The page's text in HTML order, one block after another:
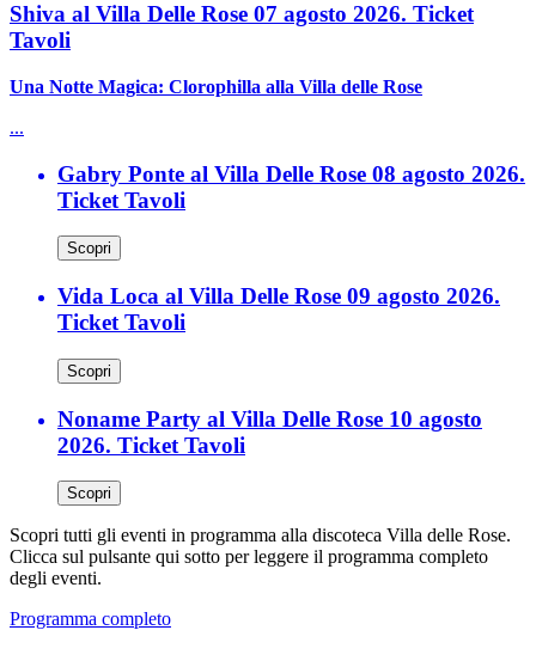
Shiva al Villa Delle Rose 07 agosto 2026. Ticket
Tavoli
Una Notte Magica: Clorophilla alla Villa delle Rose
...
Gabry Ponte al Villa Delle Rose 08 agosto 2026.
Ticket Tavoli
Scopri
Vida Loca al Villa Delle Rose 09 agosto 2026.
Ticket Tavoli
Scopri
Noname Party al Villa Delle Rose 10 agosto
2026. Ticket Tavoli
Scopri
Scopri tutti gli eventi in programma alla discoteca Villa delle Rose.
Clicca sul pulsante qui sotto per leggere il programma completo
degli eventi.
Programma completo